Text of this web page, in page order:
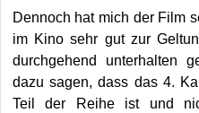
Dennoch hat mich der Film
im Kino sehr gut zur
durchgehend unterhalten
dazu sagen, dass das 4.
Teil der Reihe ist und